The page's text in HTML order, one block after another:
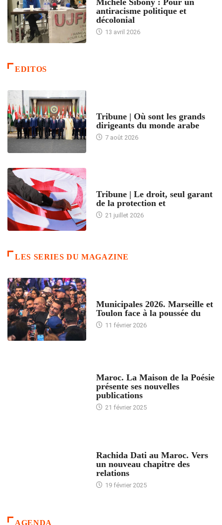
antiracisme politique et
décolonial
13 avril 2026
EDITOS
Tribune | Où sont les grands
dirigeants du monde arabe
7 août 2026
Tribune | Le droit, seul garant
de la protection et
21 juillet 2026
LES SERIES DU MAGAZINE
Municipales 2026. Marseille et
Toulon face à la poussée du
11 février 2026
Maroc. La Maison de la Poésie
présente ses nouvelles
publications
21 février 2025
Rachida Dati au Maroc. Vers
un nouveau chapitre des
relations
19 février 2025
AGENDA